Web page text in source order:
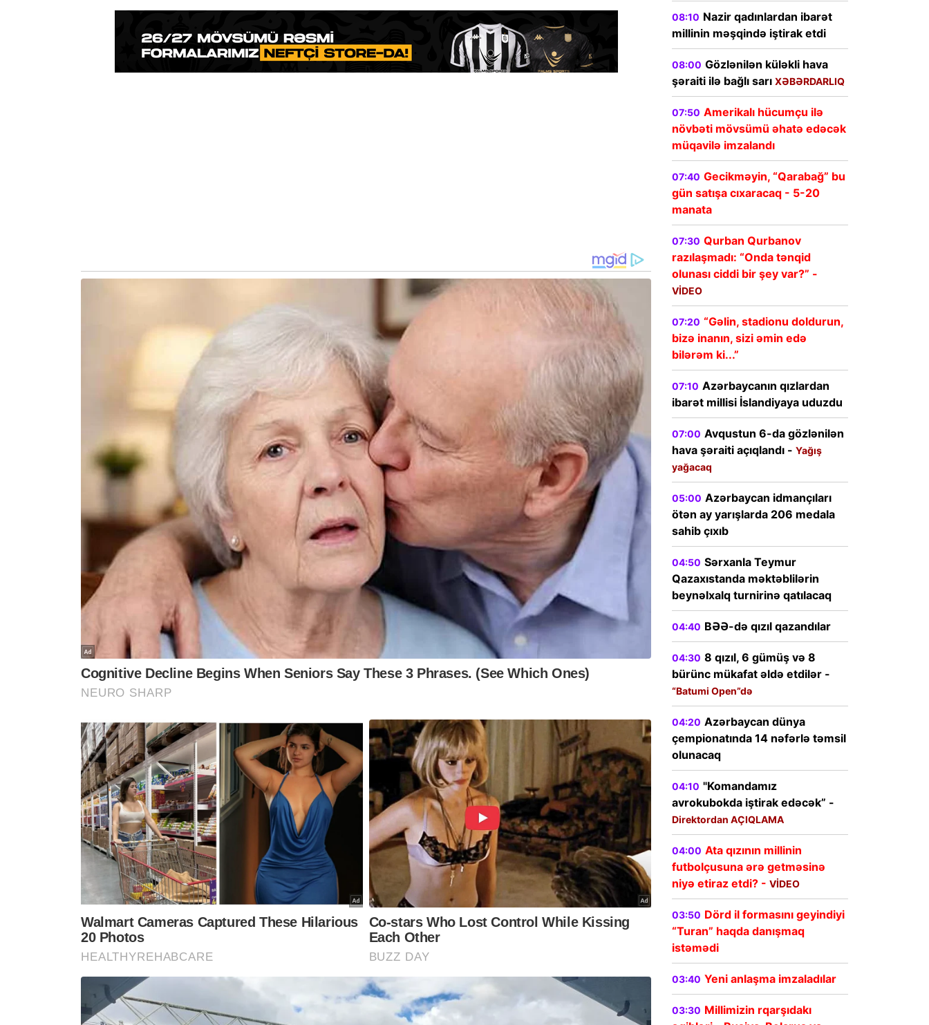
08:10 Nazir qadınlardan ibarət
millinin məşqində iştirak etdi
08:00 Gözlənilən küləkli hava
şəraiti ilə bağlı sarı XƏBƏRDARLIQ
07:50 Amerikalı hücumçu ilə
növbəti mövsümü əhatə edəcək
müqavilə imzalandı
07:40 Gecikməyin, “Qarabağ” bu
gün satışa cıxaracaq - 5-20
manata
07:30 Qurban Qurbanov
razılaşmadı: “Onda tənqid
olunası ciddi bir şey var?” -
VİDEO
07:20 “Gəlin, stadionu doldurun,
bizə inanın, sizi əmin edə
bilərəm ki...”
07:10 Azərbaycanın qızlardan
ibarət millisi İslandiyaya uduzdu
07:00 Avqustun 6-da gözlənilən
hava şəraiti açıqlandı - Yağış
yağacaq
05:00 Azərbaycan idmançıları
ötən ay yarışlarda 206 medala
sahib çıxıb
04:50 Sərxanla Teymur
Qazaxıstanda məktəblilərin
beynəlxalq turnirinə qatılacaq
04:40 BƏƏ-də qızıl qazandılar
04:30 8 qızıl, 6 gümüş və 8
bürünc mükafat əldə etdilər -
“Batumi Open”də
04:20 Azərbaycan dünya
çempionatında 14 nəfərlə təmsil
olunacaq
04:10 "Komandamız
avrokubokda iştirak edəcək” -
Direktordan AÇIQLAMA
04:00 Ata qızının millinin
futbolçusuna ərə getməsinə
niyə etiraz etdi? - VİDEO
03:50 Dörd il formasını geyindiyi
“Turan” haqda danışmaq
istəmədi
03:40 Yeni anlaşma imzaladılar
03:30 Millimizin rqarşıdakı